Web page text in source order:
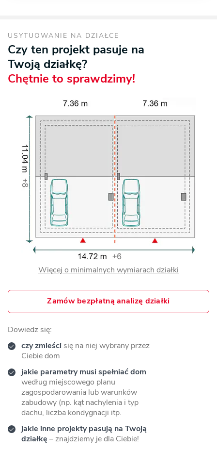
USYTUOWANIE NA DZIAŁCE
Czy ten projekt pasuje na
Twoją działkę?
Chętnie to sprawdzimy!
Więcej o minimalnych wymiarach działki
Zamów bezpłatną analizę działki
Dowiedz się:
czy zmieści się na niej wybrany przez
Ciebie dom
jakie parametry musi spełniać dom
według miejscowego planu
zagospodarowania lub warunków
zabudowy (np. kąt nachylenia i typ
dachu, liczba kondygnacji itp.
jakie inne projekty pasują na Twoją
działkę – znajdziemy je dla Ciebie!